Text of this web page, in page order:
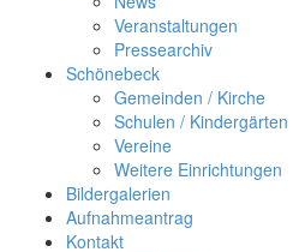
Veranstaltungen
Pressearchiv
Schönebeck
Gemeinden / Kirche
Schulen / Kindergärten
Vereine
Weitere Einrichtungen
Bildergalerien
Aufnahmeantrag
Kontakt